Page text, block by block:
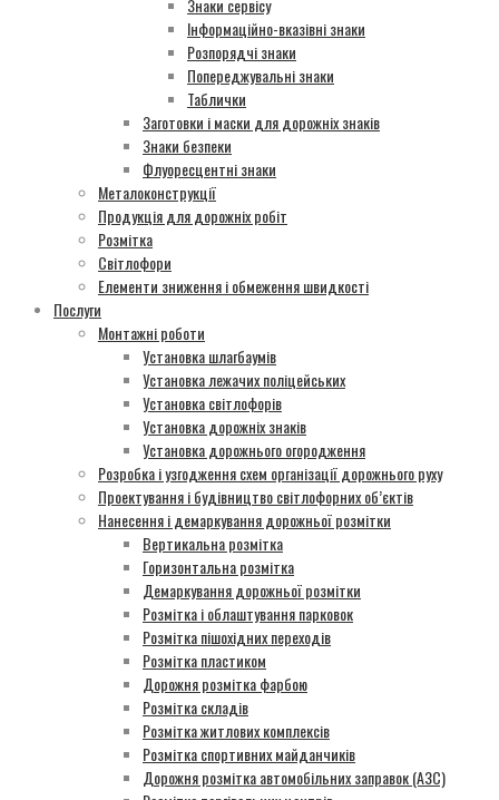
Знаки сервісу
Інформаційно-вказівні знаки
Розпорядчі знаки
Попереджувальні знаки
Таблички
Заготовки і маски для дорожніх знаків
Знаки безпеки
Флуоресцентні знаки
Металоконструкції
Продукція для дорожніх робіт
Розмітка
Світлофори
Елементи зниження і обмеження швидкості
Послуги
Монтажні роботи
Установка шлагбаумів
Установка лежачих поліцейських
Установка світлофорів
Установка дорожніх знаків
Установка дорожнього огородження
Розробка і узгодження схем організації дорожнього руху
Проектування і будівництво світлофорних об’єктів
Нанесення і демаркування дорожньої розмітки
Вертикальна розмітка
Горизонтальна розмітка
Демаркування дорожньої розмітки
Розмітка і облаштування парковок
Розмітка пішохідних переходів
Розмітка пластиком
Дорожня розмітка фарбою
Розмітка складів
Розмітка житлових комплексів
Розмітка спортивних майданчиків
Дорожня розмітка автомобільних заправок (АЗС)